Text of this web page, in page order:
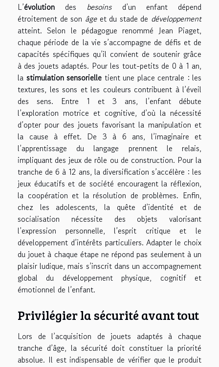
L’évolution des besoinsd’un enfant dépend
étroitement de son âgeet du stade de développement
atteint. Selon le pédagogue renommé Jean Piaget,
chaque période de la vie s’accompagne de défis et de
capacités spécifiques qu’il convient de soutenir grâce
à des jouets adaptés. Pour les tout-petits de 0 à 1 an,
la stimulation sensorielle tient une place centrale : les
textures, les sons et les couleurs contribuent à l’éveil
des sens. Entre 1 et 3 ans, l’enfant débute
l’exploration motrice et cognitive, d’où la nécessité
d’opter pour des jouets favorisant la manipulation et
la cause à effet. De 3 à 6 ans, l’imaginaire et
l’apprentissage du langage prennent le relais,
impliquant des jeux de rôle ou de construction. Pour la
tranche de 6 à 12 ans, la diversification s’accélère : les
jeux éducatifs et de société encouragent la réflexion,
la coopération et la résolution de problèmes. Enfin,
chez les adolescents, la quête d’identité et de
socialisation nécessite des objets valorisant
l’expression personnelle, l’esprit critique et le
développement d’intérêts particuliers. Adapter le choix
du jouet à chaque étape ne répond pas seulement à un
plaisir ludique, mais s’inscrit dans un accompagnement
global du développement physique, cognitif et
émotionnel de l’enfant.
Privilégier la sécurité avant tout
Lors de l’acquisition de jouets adaptés à chaque
tranche d’âge, la sécurité doit constituer la priorité
absolue. Il est indispensable de vérifier que le produit